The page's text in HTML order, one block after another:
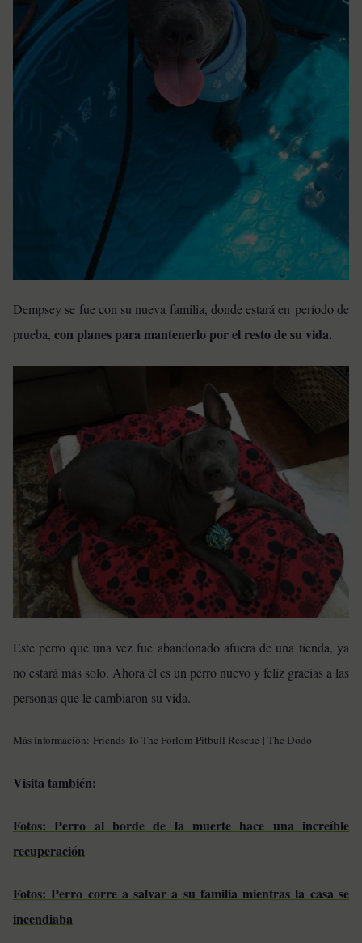
Dempsey se fue con su nueva familia, donde estará en período de
prueba, con planes para mantenerlo por el resto de su vida.
Este perro que una vez fue abandonado afuera de una tienda, ya
no estará más solo. Ahora él es un perro nuevo y feliz gracias a las
personas que le cambiaron su vida.
Más información: Friends To The Forlorn Pitbull Rescue | The Dodo
Visita también:
Fotos: Perro al borde de la muerte hace una increíble
recuperación
Fotos: Perro corre a salvar a su familia mientras la casa se
incendiaba